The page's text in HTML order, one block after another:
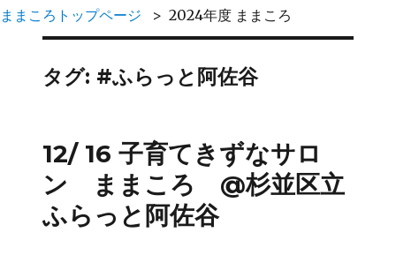
ままころトップページ 2024年度 ままころ
タグ: #ふらっと阿佐谷
12/ 16 子育てきずなサロ
ン ままころ @杉並区立
ふらっと阿佐谷